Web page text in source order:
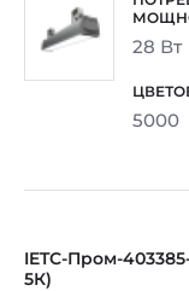
28 Вт
5000
IETC-Пром-
5К)